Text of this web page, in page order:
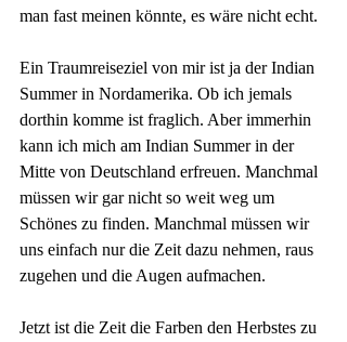
man fast meinen könnte, es wäre nicht echt.
Ein Traumreiseziel von mir ist ja der Indian
Summer in Nordamerika. Ob ich jemals
dorthin komme ist fraglich. Aber immerhin
kann ich mich am Indian Summer in der
Mitte von Deutschland erfreuen. Manchmal
müssen wir gar nicht so weit weg um
Schönes zu finden. Manchmal müssen wir
uns einfach nur die Zeit dazu nehmen, raus
zugehen und die Augen aufmachen.
Jetzt ist die Zeit die Farben den Herbstes zu